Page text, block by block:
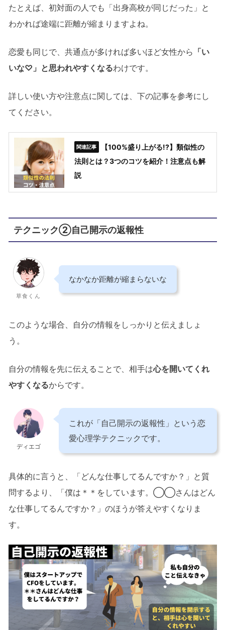
たとえば、初対面の人でも「出身高校が同じだった」と
わかれば途端に距離が縮まりますよね。
恋愛も同じで、共通点が多ければ多いほど女性から 「い
いな♡」と思われやすくなるわけです。
詳しい使い方や注意点に関しては、下の記事を参考にし
てください。
【100%盛り上がる!?】類似性の
法則とは？3つのコツを紹介！注意点も解
説
テクニック②自己開示の返報性
草食くん
なかなか距離が縮まらないな
このような場合、自分の情報をしっかりと伝えましょ
う。
自分の情報を先に伝えることで、相手は心を開いてくれ
やすくなるからです。
ディエゴ
これが「自己開示の返報性」という恋
愛心理学テクニックです。
具体的に言うと、「どんな仕事してるんですか？」と質
問するより、「僕は＊＊をしています。◯◯さんはどん
な仕事してるんですか？」のほうが答えやすくなりま
す。